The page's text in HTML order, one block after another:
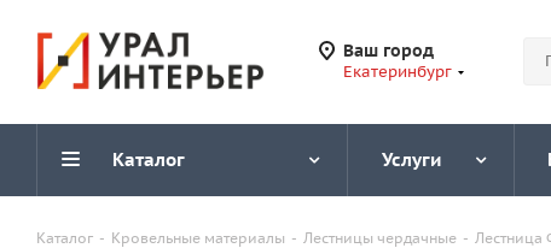
Ваш город
Екатеринбург
Каталог Услуги
Каталог - Кровельные материалы - Лестницы чердачные - Лестница